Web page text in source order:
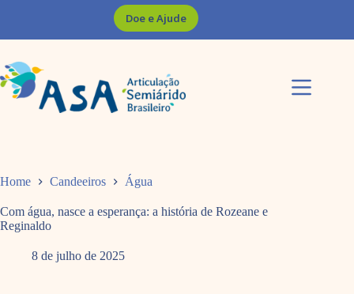
Doe e Ajude
Home Candeeiros Água
Com água, nasce a esperança: a história de Rozeane e
Reginaldo
8 de julho de 2025